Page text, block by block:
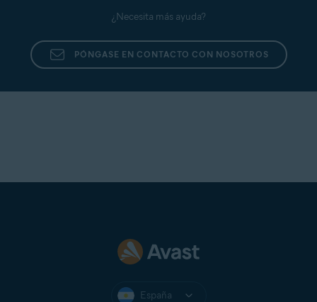
¿Necesita más ayuda?
PÓNGASE EN CONTACTO CON NOSOTROS
España